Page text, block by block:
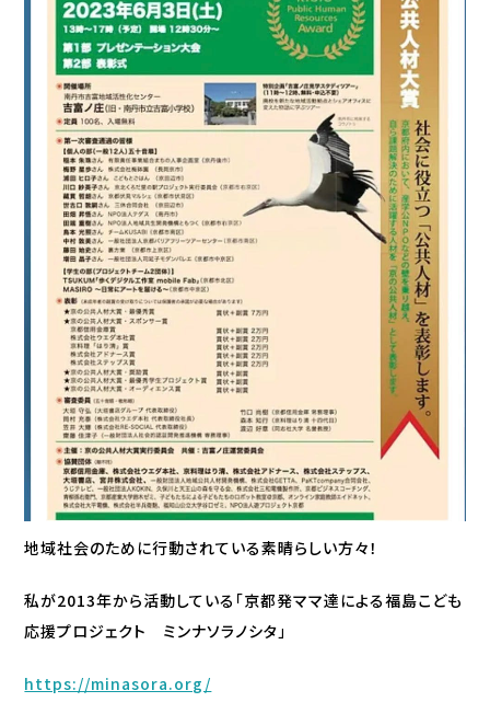
地域社会のために行動されている素晴らしい方々！
私が2013年から活動している「京都発ママ達による福島こども
応援プロジェクト ミンナソラノシタ」
https://minasora.org/